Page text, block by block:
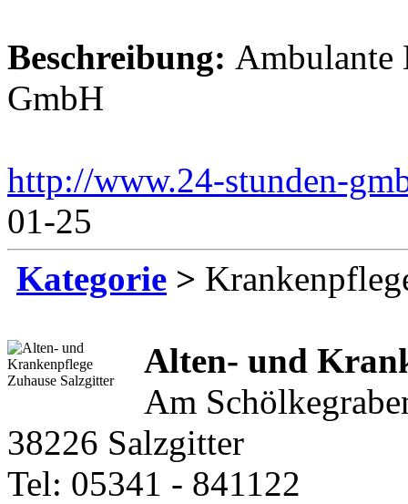
Beschreibung: Ambulante
GmbH
http://www.24-stunden-
01-25
Kategorie >
Alten- und
Am
38226 Salzgitter
Tel: 05341 - 841122